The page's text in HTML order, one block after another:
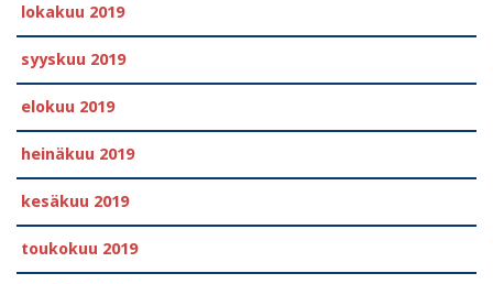
lokakuu 2019
syyskuu 2019
elokuu 2019
heinäkuu 2019
kesäkuu 2019
toukokuu 2019